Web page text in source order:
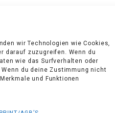
wir Technologien wie Cookies,
darauf zuzugreifen. Wenn du
wie das Surfverhalten oder
du deine Zustimmung nicht
und Funktionen